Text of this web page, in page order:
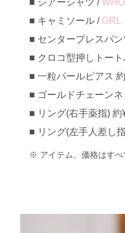
シアーシャツ /
キャミソール / GRL
センタープレスパ
クロコ型押しトー
一粒パールピアス
ゴールドチェーン
リング(右手薬指)
リング(左手人差し
アイテム、価格はす